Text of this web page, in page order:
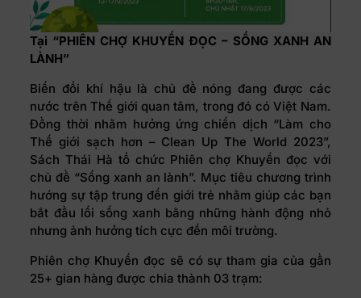
Tại “PHIÊN CHỢ KHUYẾN ĐỌC – SỐNG XANH AN
LÀNH”
Biến đổi khí hậu là chủ đề nóng đang được các
nước trên Thế giới quan tâm, trong đó có Việt Nam.
Đồng thời nhằm hưởng ứng chiến dịch “Làm cho
Thế giới sạch hơn – Clean Up The World 2023”,
Sách Thái Hà tổ chức Phiên chợ Khuyến đọc với
chủ đề “Sống xanh an lành”. Mục tiêu chương trình
hướng sự tập trung đến giới trẻ nhằm giúp các bạn
bắt đầu lối sống xanh bằng những hành động nhỏ
nhưng ảnh hưởng tích cực đến môi trường.
Phiên chợ Khuyến đọc sẽ có sự tham gia của gần
25+ gian hàng được chia thành 03 trạm: